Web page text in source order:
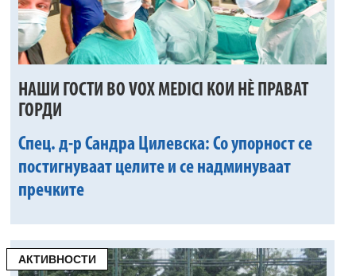
НАШИ ГОСТИ ВО VOX MEDICI КОИ НÈ ПРАВАТ
ГОРДИ
Спец. д-р Сандра Цилевска: Со упорност се
постигнуваат целите и се надминуваат
пречките
АКТИВНОСТИ